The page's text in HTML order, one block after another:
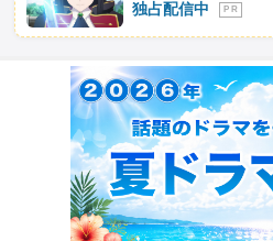
独占配信中
P R